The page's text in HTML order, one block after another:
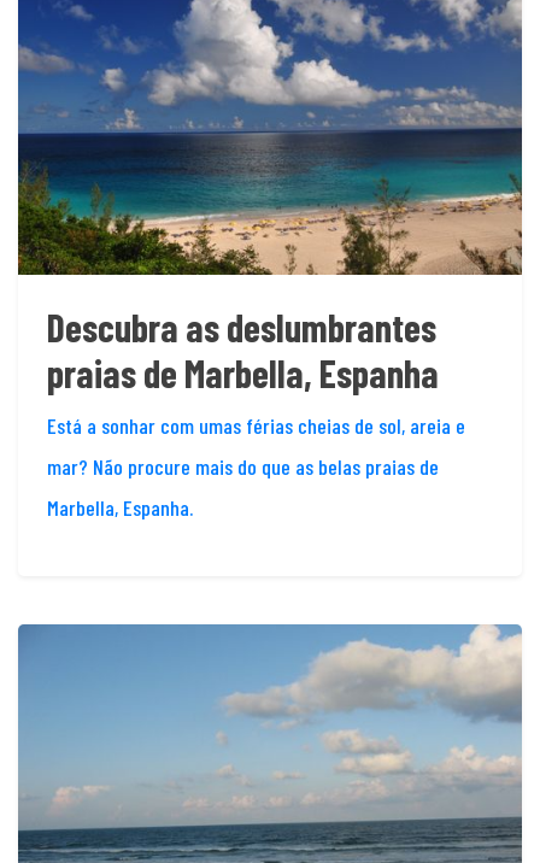
Descubra as deslumbrantes
praias de Marbella, Espanha
Está a sonhar com umas férias cheias de sol, areia e
mar? Não procure mais do que as belas praias de
Marbella, Espanha.